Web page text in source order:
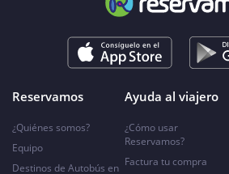
Reservamos
¿Quiénes somos?
Equipo
Destinos de Autobús en
Ayuda al viajero
¿Cómo usar
Reservamos?
Factura tu compra